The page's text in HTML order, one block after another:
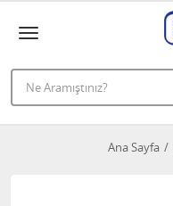
Ana Sayfa